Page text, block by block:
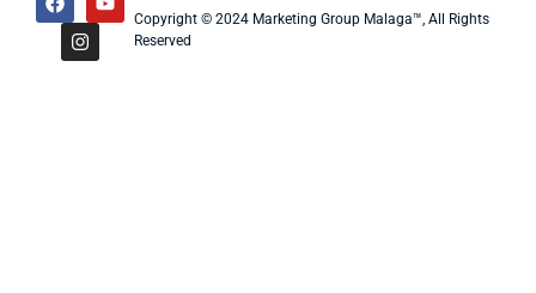
Copyright © 2024 Marketing Group Malaga™, All Rights
Reserved